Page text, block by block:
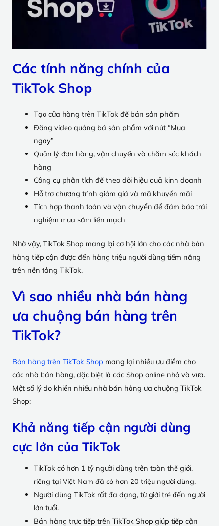
Các tính năng chính của
TikTok Shop
Tạo cửa hàng trên TikTok để bán sản phẩm
Đăng video quảng bá sản phẩm với nút “Mua
ngay”
Quản lý đơn hàng, vận chuyển và chăm sóc khách
hàng
Công cụ phân tích để theo dõi hiệu quả kinh doanh
Hỗ trợ chương trình giảm giá và mã khuyến mãi
Tích hợp thanh toán và vận chuyển để đảm bảo trải
nghiệm mua sắm liền mạch
Nhờ vậy, TikTok Shop mang lại cơ hội lớn cho các nhà bán
hàng tiếp cận được đến hàng triệu người dùng tiềm năng
trên nền tảng TikTok.
Vì sao nhiều nhà bán hàng
ưa chuộng bán hàng trên
TikTok?
Bán hàng trên TikTok Shop mang lại nhiều ưu điểm cho
các nhà bán hàng, đặc biệt là các Shop online nhỏ và vừa.
Một số lý do khiến nhiều nhà bán hàng ưa chuộng TikTok
Shop:
Khả năng tiếp cận người dùng
cực lớn của TikTok
TikTok có hơn 1 tỷ người dùng trên toàn thế giới,
riêng tại Việt Nam đã có hơn 20 triệu người dùng.
Người dùng TikTok rất đa dạng, từ giới trẻ đến người
lớn tuổi.
Bán hàng trực tiếp trên TikTok Shop giúp tiếp cận